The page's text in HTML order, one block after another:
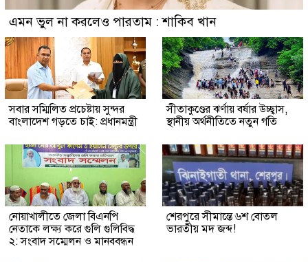
এমন ভুল না করলেও পারতাম : শাকিব খান
সবার সম্মিলিত প্রচেষ্টায় সুন্দর
বাংলাদেশ গড়তে চাই: প্রধানমন্ত্রী
সীতাকুণ্ডের ঝর্ণায় বর্ষার উচ্ছ্বাস,
স্থানীয় অর্থনীতিতে নতুন গতি
নোয়াখালীতে জেলা বিএনপি
নেতাকে লক্ষ্য করে গুলি গুলিবিদ্ধ
২: সংবাদ সম্মেলন ও মানববন্ধন
শেরপুরে সীমান্তে ৬শ বোতল
ভারতীয় মদ জব্দ!